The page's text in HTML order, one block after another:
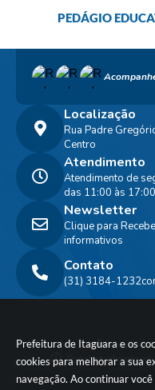
Prefeitura de Itaguara e os
cookies para melhorar a sua
navegação. Ao continuar você
PEDÁGIO
Localização
Rua Padre
Centro
Contato
(31) 3184-1232
Atendimento
Atendimento de
das 11:00 às
Newsletter
Clique para
informativos
Versão do
Portal atualizado